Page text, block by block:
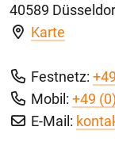
40589
Karte
Festnetz:
Mobil: +49
E-Mail: